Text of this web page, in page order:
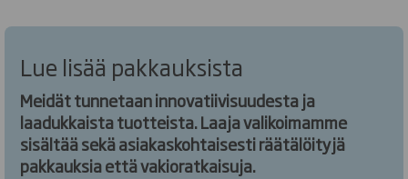
Lue lisää pakkauksista
Meidät tunnetaan innovatiivisuudesta ja
laadukkaista tuotteista. Laaja valikoimamme
sisältää sekä asiakaskohtaisesti räätälöityjä
pakkauksia että vakioratkaisuja.